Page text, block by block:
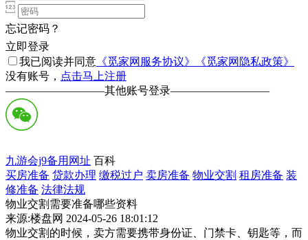
忘记密码？
立即登录
我已阅读并同意 《觅家网服务协议》
《觅家网隐私政策》
没有账号， 点击马上注册
—————————其他账号登录—————————
九游会j9备用网址 百科
买房准备 贷款办理 缴税过户 卖房准备 物业交割 租房准备 装
修准备 法律法规
物业交割需要准备哪些资料
来源:楼盘网 2024-05-26 18:01:12
物业交割的时候，卖方需要携带身份证、门禁卡、钥匙等，而